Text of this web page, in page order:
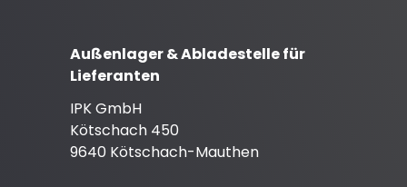
Außenlager & Abladestelle für
Lieferanten
IPK GmbH
Kötschach 450
9640 Kötschach-Mauthen